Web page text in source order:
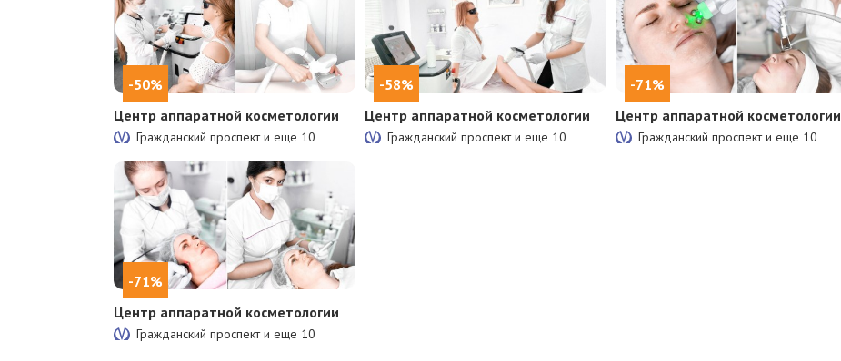
-50%
Центр аппаратной косметологии
Гражданский проспект и еще 10
-58%
Центр аппаратной косметологии
Гражданский проспект и еще 10
-71%
Центр аппаратной косметологии
Гражданский проспект и еще 10
-71%
Центр аппаратной косметологии
Гражданский проспект и еще 10